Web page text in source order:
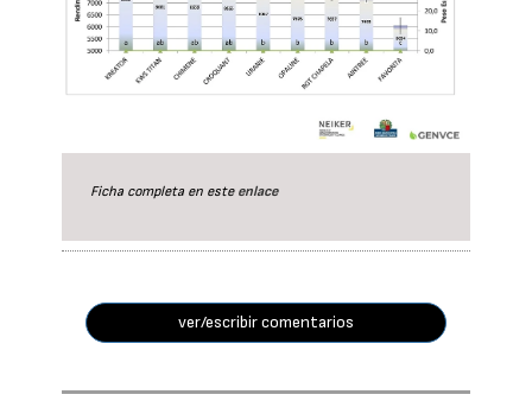
Ficha completa en este enlace
ver/escribir comentarios